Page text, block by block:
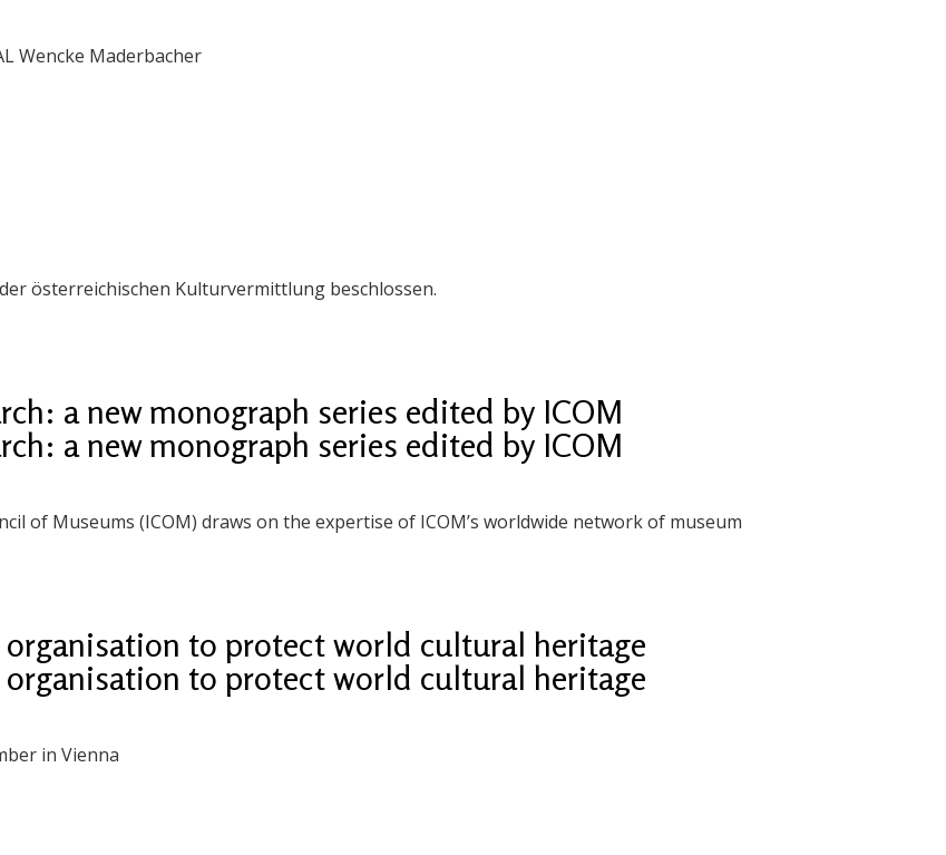
Wencke Maderbacher
österreichischen Kulturvermittlung beschlossen.
a new monograph series edited by ICOM
a new monograph series edited by ICOM
of Museums (ICOM) draws on the expertise of ICOM’s worldwide network of museum
to protect world cultural heritage
to protect world cultural heritage
in Vienna